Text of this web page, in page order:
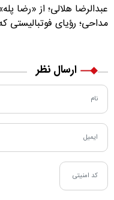
عبدالرضا هلالی؛ از «رضا
مداحی؛ رؤیای فوتبالیستی
ارسال نظر